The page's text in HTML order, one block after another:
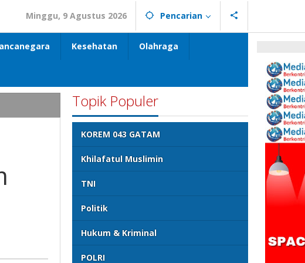
Minggu, 9 Agustus 2026 Pencarian
Kesehatan Olahraga
Topik Populer
KOREM 043 GATAM
Khilafatul Muslimin
TNI
Politik
Hukum & Kriminal
POLRI